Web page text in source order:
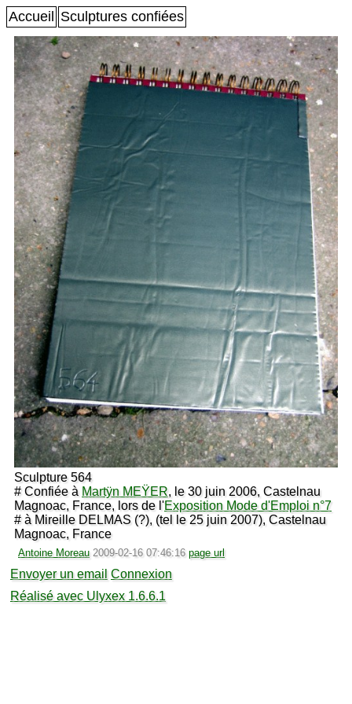
Accueil Sculptures confiées
Sculpture 564
# Confiée à Martÿn MEŸER, le 30 juin 2006, Castelnau
Magnoac, France, lors de l'Exposition Mode d'Emploi n°7
# à Mireille DELMAS (?), (tel le 25 juin 2007), Castelnau
Magnoac, France
Antoine Moreau 2009-02-16 07:46:16 page url
Envoyer un email Connexion
Réalisé avec Ulyxex 1.6.6.1